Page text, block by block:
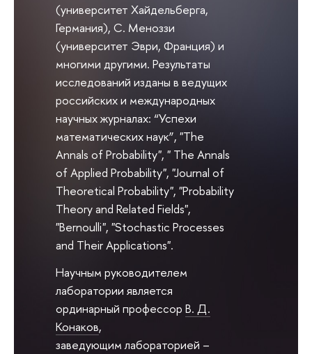
(университет Хайдельберга,
Германия), С. Меноззи
(университет Эври, Франция) и
многими другими. Результаты
исследований изданы в ведущих
российских и международных
научных журналах: “Успехи
математических наук”, "The
Annals of Probability", " The Annals
of Applied Probability", "Journal of
Theoretical Probability", "Probability
Theory and Related Fields",
"Bernoulli", "Stochastic Processes
and Their Applications".
Научным руководителем
лаборатории является
ординарный профессор В. Д.
Конаков,
заведующим лабораторией –